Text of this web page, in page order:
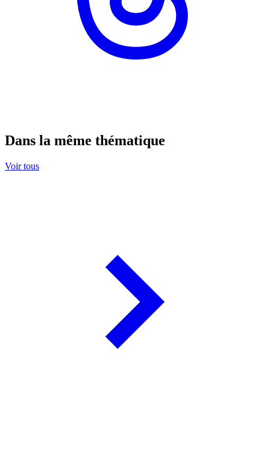
Dans la même thématique
Voir tous